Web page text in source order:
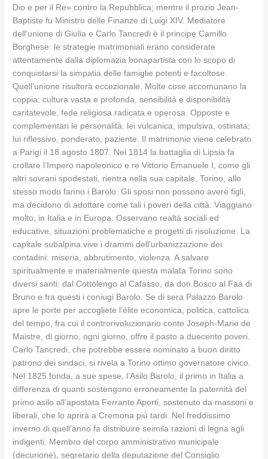
Dio e per il Re» contro la Repubblica; mentre il prozio Jean-
Baptiste fu Ministro delle Finanze di Luigi XIV. Mediatore
dell’unione di Giulia e Carlo Tancredi è il principe Camillo
Borghese: le strategie matrimoniali erano considerate
attentamente dalla diplomazia bonapartista con lo scopo di
conquistarsi la simpatia delle famiglie potenti e facoltose.
Quell’unione risulterà eccezionale. Molte cose accomunano la
coppia: cultura vasta e profonda, sensibilità e disponibilità
caritatevole, fede religiosa radicata e operosa. Opposte e
complementari le personalità: lei vulcanica, impulsiva, ostinata;
lui riflessivo, ponderato, paziente. Il matrimonio viene celebrato
a Parigi il 18 agosto 1807. Nel 1814 la battaglia di Lipsia fa
crollare l’Impero napoleonico e re Vittorio Emanuele I, come gli
altri sovrani spodestati, rientra nella sua capitale, Torino, allo
stesso modo fanno i Barolo. Gli sposi non possono avere figli,
ma decidono di adottare come tali i poveri della città. Viaggiano
molto, in Italia e in Europa. Osservano realtà sociali ed
educative, situazioni problematiche e progetti di risoluzione. La
capitale subalpina vive i drammi dell’urbanizzazione dei
contadini: miseria, abbrutimento, violenza. A salvare
spiritualmente e materialmente questa malata Torino sono
diversi santi: dal Cottolengo al Cafasso, da don Bosco al Faà di
Bruno e fra questi i coniugi Barolo. Se di sera Palazzo Barolo
apre le porte per accogliete l’élite economica, politica, cattolica
del tempo, fra cui il controrivoluzionario conte Joseph-Marie de
Maistre, di giorno, ogni giorno, offre il pasto a duecento poveri.
Carlo Tancredi, che potrebbe essere nominato a buon diritto
patrono dei sindaci, si rivela a Torino ottimo governatore civico.
Nel 1825 fonda, a sue spese, l’Asilo Barolo, il primo in Italia a
differenza di quanti sostengono erroneamente la paternità del
primo asilo all’apostata Ferrante Aporti, sostenuto da massoni e
liberali, che lo aprirà a Cremona più tardi. Nel freddissimo
inverno di quell’anno fa distribuire seimila razioni di legna agli
indigenti. Membro del corpo amministrativo municipale
(decurione), segretario della deputazione del Consiglio